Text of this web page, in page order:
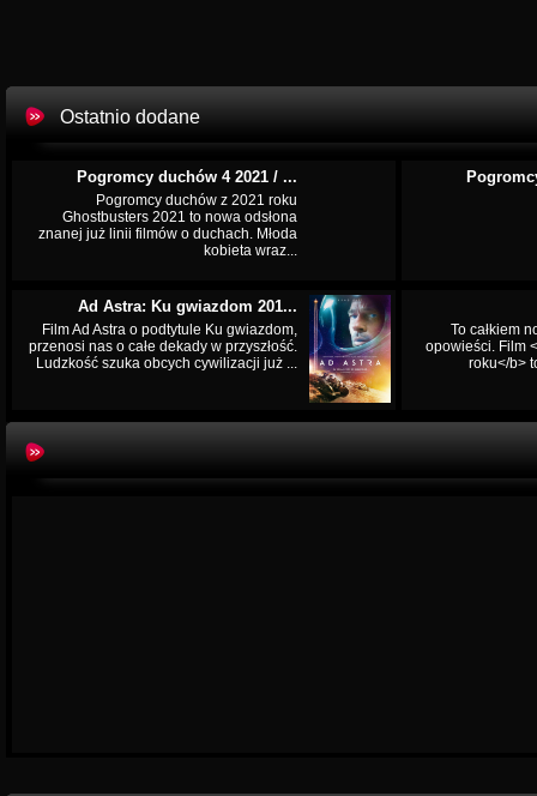
Ostatnio dodane
Pogromcy duchów 4 2021 / ...
Pogromcy duchów z 2021 roku
Ghostbusters 2021 to nowa odsłona
znanej już linii filmów o duchach. Młoda
kobieta wraz...
Ad Astra: Ku gwiazdom 201...
Film Ad Astra o podtytule Ku gwiazdom,
przenosi nas o całe dekady w przyszłość.
Ludzkość szuka obcych cywilizacji już ...
To całkiem
opowieści. Film
roku</b>